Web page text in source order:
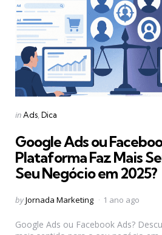
Categories
Posted
inAds Dica
Google Ads ou
Plataforma Faz Mais
Seu Negócio em 2025?
Posted
byJornada Marketing 1 ano ago
Google Ads ou Facebook Ads?